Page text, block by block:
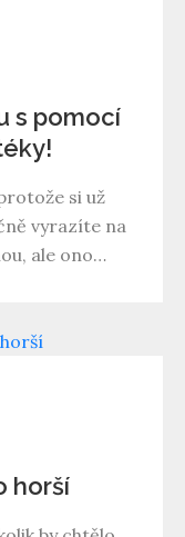
s pomocí
si už
vyrazíte na
ale ono…
horší